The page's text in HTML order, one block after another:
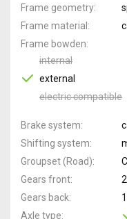
Frame geometry
Frame material
Frame bowden
internal
external
electric compatible
Brake system
Shifting system
Groupset (Road)
Gears front
2
Gears back
Axle type